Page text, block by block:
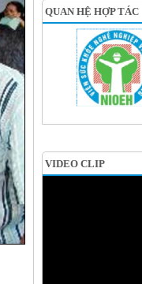
QUAN HỆ HỢP TÁC
VIDEO CLIP